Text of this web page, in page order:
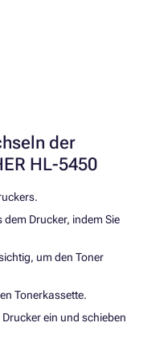
der
HL-5450
dem Drucker, indem Sie
um den Toner
Tonerkassette.
ein und schieben